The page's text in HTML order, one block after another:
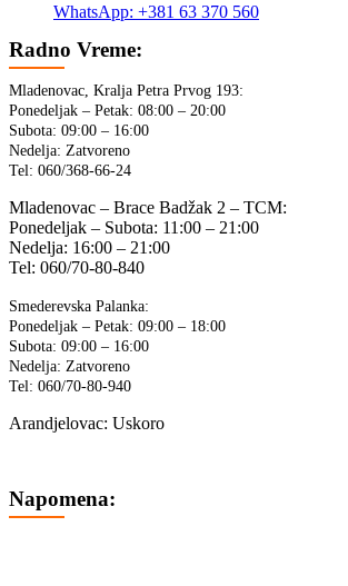
WhatsApp: +381 63 370 560
Radno Vreme:
Mladenovac, Kralja Petra Prvog 193:
Ponedeljak – Petak: 08:00 – 20:00
Subota: 09:00 – 16:00
Nedelja: Zatvoreno
Tel: 060/368-66-24
Mladenovac – Brace Badžak 2 – TCM:
Ponedeljak – Subota: 11:00 – 21:00
Nedelja: 16:00 – 21:00
Tel: 060/70-80-840
Smederevska Palanka:
Ponedeljak – Petak: 09:00 – 18:00
Subota: 09:00 – 16:00
Nedelja: Zatvoreno
Tel: 060/70-80-940
Arandjelovac: Uskoro
Napomena: